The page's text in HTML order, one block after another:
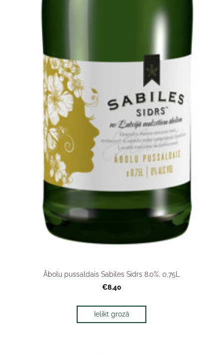
Ābolu pussaldais Sabiles Sidrs 8.0%, 0,75L
€8.40
Ielikt grozā